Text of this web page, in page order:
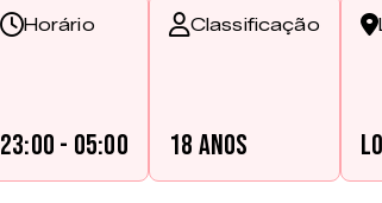
Horário
23:00 - 05:00
Classificação
18 anos